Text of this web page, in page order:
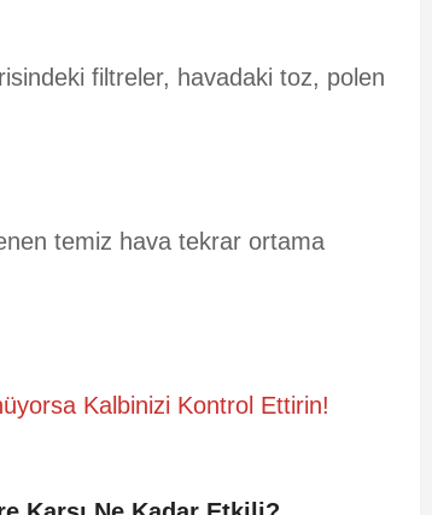
filtreler, havadaki toz, polen
temiz hava tekrar ortama
Kalbinizi Kontrol Ettirin!